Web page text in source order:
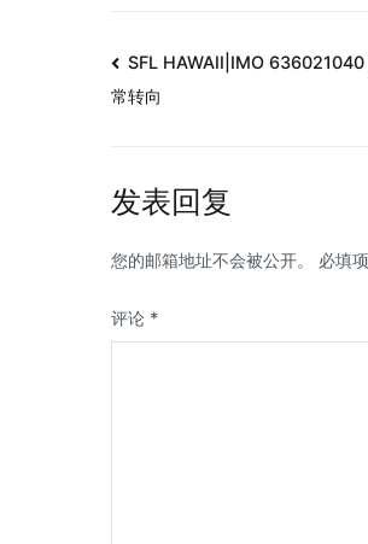
SFL HAWAII|IMO
常转向
发表回复
您的邮箱地址不会被公开。 必填
评论 *